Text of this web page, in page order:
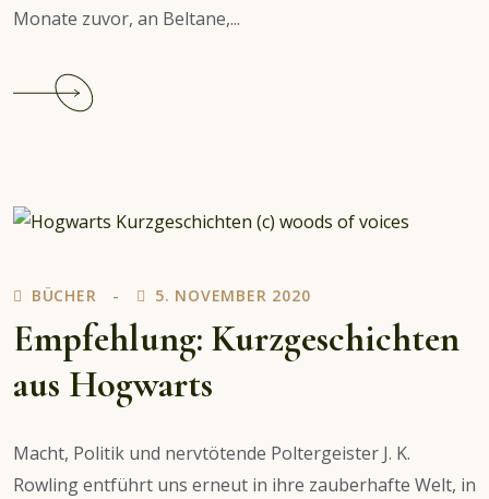
Monate zuvor, an Beltane,...
Krimi
BÜCHER 5. NOVEMBER 2020
Empfehlung: Kurzgeschichten
aus Hogwarts
Macht, Politik und nervtötende Poltergeister J. K.
Rowling entführt uns erneut in ihre zauberhafte Welt, in